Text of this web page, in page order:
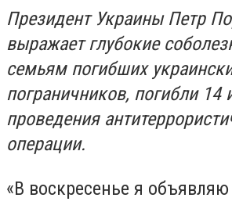
Президент Украины Петр
выражает глубокие
семьям погибших
пограничников, погибли
проведения
операции.
«В воскресенье я